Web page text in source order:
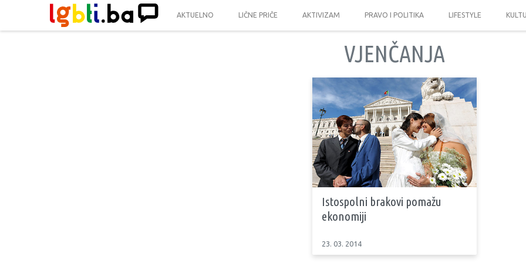
AKTUELNO LIČNE PRIČE AKTIVIZAM PRAVO I POLITIKA LIFESTYLE
VJENČANJA
Istospolni brakovi pomažu
ekonomiji
23. 03. 2014